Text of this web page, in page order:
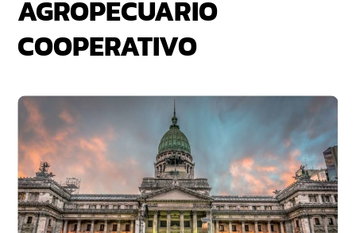
AGROPECUARIO
COOPERATIVO